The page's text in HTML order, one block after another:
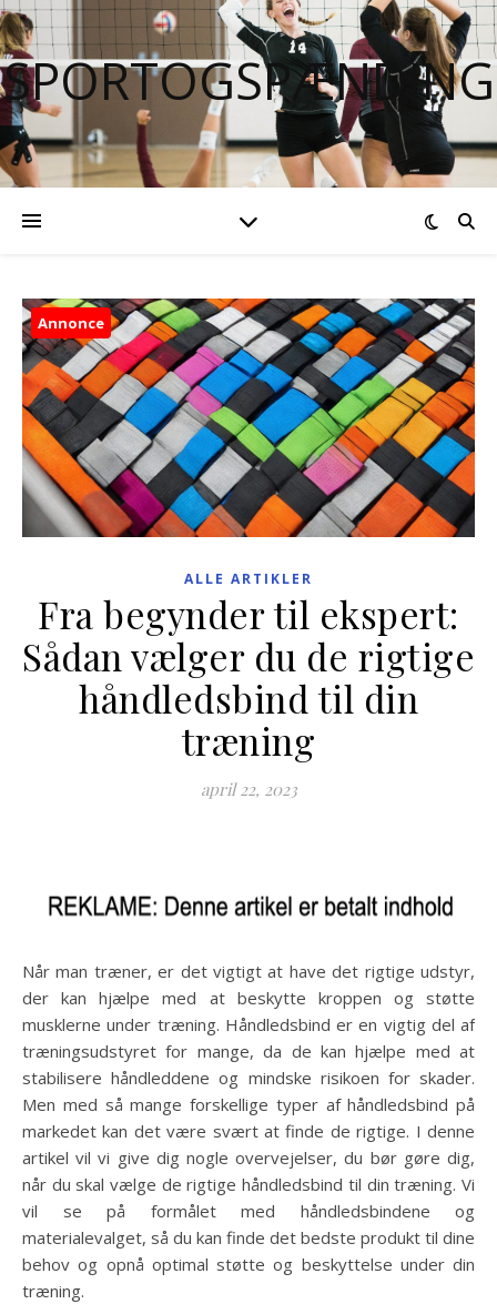
SPORTOGSPÆNDING
Annonce
ALLE ARTIKLER
Fra begynder til ekspert:
Sådan vælger du de rigtige
håndledsbind til din
træning
april 22, 2023
Når man træner, er det vigtigt at have det rigtige udstyr,
der kan hjælpe med at beskytte kroppen og støtte
musklerne under træning. Håndledsbind er en vigtig del af
træningsudstyret for mange, da de kan hjælpe med at
stabilisere håndleddene og mindske risikoen for skader.
Men med så mange forskellige typer af håndledsbind på
markedet kan det være svært at finde de rigtige. I denne
artikel vil vi give dig nogle overvejelser, du bør gøre dig,
når du skal vælge de rigtige håndledsbind til din træning. Vi
vil se på formålet med håndledsbindene og
materialevalget, så du kan finde det bedste produkt til dine
behov og opnå optimal støtte og beskyttelse under din
træning.